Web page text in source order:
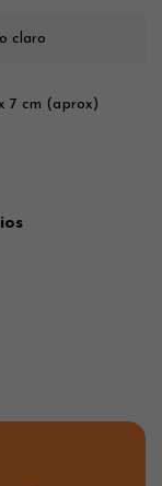
claro
7 cm (aprox)